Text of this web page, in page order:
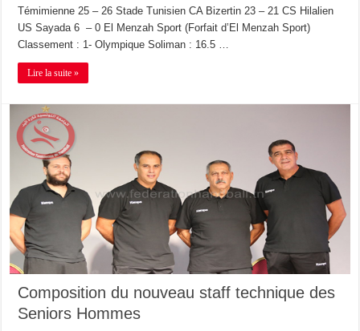
Témimienne 25 – 26 Stade Tunisien CA Bizertin 23 – 21 CS Hilalien
US Sayada 6 – 0 El Menzah Sport (Forfait d’El Menzah Sport)
Classement : 1- Olympique Soliman : 16.5 …
Lire la suite »
Composition du nouveau staff technique des
Seniors Hommes